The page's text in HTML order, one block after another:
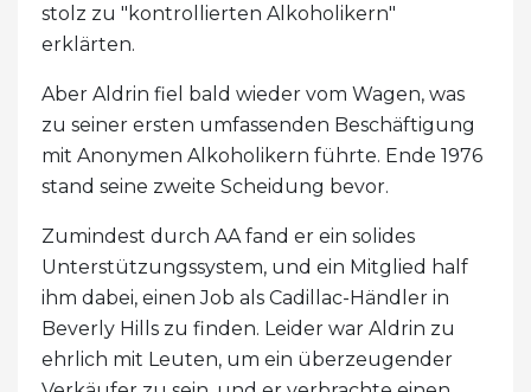
stolz zu "kontrollierten Alkoholikern"
erklärten.
Aber Aldrin fiel bald wieder vom Wagen, was
zu seiner ersten umfassenden Beschäftigung
mit Anonymen Alkoholikern führte. Ende 1976
stand seine zweite Scheidung bevor.
Zumindest durch AA fand er ein solides
Unterstützungssystem, und ein Mitglied half
ihm dabei, einen Job als Cadillac-Händler in
Beverly Hills zu finden. Leider war Aldrin zu
ehrlich mit Leuten, um ein überzeugender